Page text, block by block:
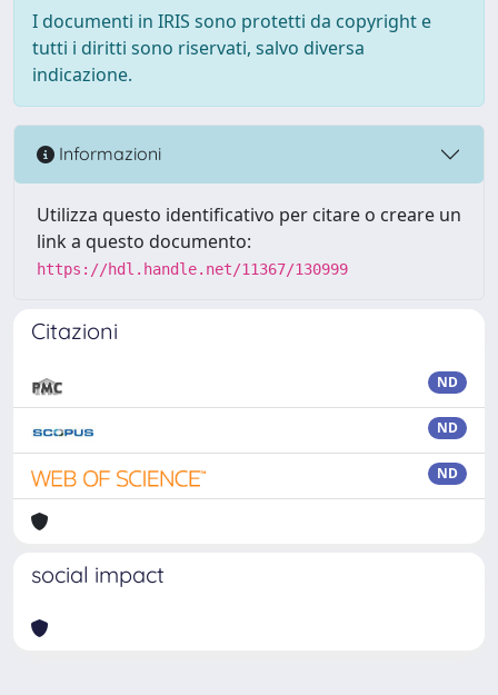
I documenti in IRIS sono protetti da copyright e
tutti i diritti sono riservati, salvo diversa
indicazione.
Informazioni
Utilizza questo identificativo per citare o creare un
link a questo documento:
https://hdl.handle.net/11367/130999
Citazioni
ND
ND
ND
social impact